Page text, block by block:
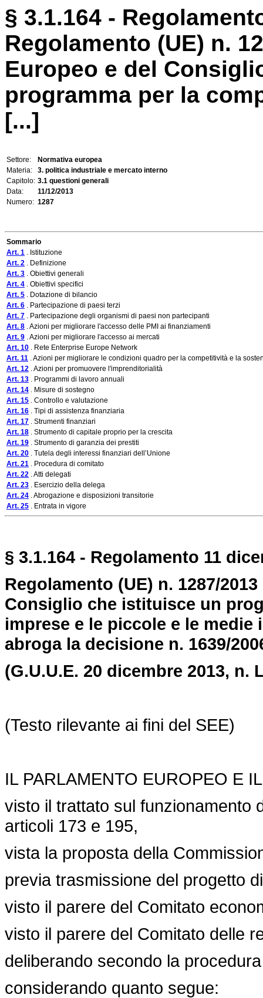
§ 3.1.164 -
Regolamento (UE) n.
Europeo e del
programma per la
[...]
Settore:
Normativa europea
Materia:
3. politica industriale e mercato interno
Capitolo: 3.1 questioni generali
Data:
11/12/2013
Numero: 1287
Sommario
Art. 1 . Istituzione
Art. 2 . Definizione
Art. 3 . Obiettivi generali
Art. 4 . Obiettivi specifici
Art. 5 . Dotazione di bilancio
Art. 6 . Partecipazione di paesi terzi
Art. 7 . Partecipazione degli organismi di paesi non partecipanti
Art. 8 . Azioni per migliorare l'accesso delle PMI ai finanziamenti
Art. 9 . Azioni per migliorare l'accesso ai mercati
Art. 10 . Rete Enterprise Europe Network
Art. 11 . Azioni per migliorare le condizioni quadro per la competitività e la
Art. 12 . Azioni per promuovere l'imprenditorialità
Art. 13 . Programmi di lavoro annuali
Art. 14 . Misure di sostegno
Art. 15 . Controllo e valutazione
Art. 16 . Tipi di assistenza finanziaria
Art. 17 . Strumenti finanziari
Art. 18 . Strumento di capitale proprio per la crescita
Art. 19 . Strumento di garanzia dei prestiti
Art. 20 . Tutela degli interessi finanziari dell’Unione
Art. 21 . Procedura di comitato
Art. 22 . Atti delegati
Art. 23 . Esercizio della delega
Art. 24 . Abrogazione e disposizioni transitorie
Art. 25 . Entrata in vigore
§ 3.1.164 - Regolamento 11
Regolamento (UE) n. 1287/
Consiglio che istituisce un
imprese e le piccole e le medie
abroga la decisione n. 1639/
(G.U.U.E. 20 dicembre 2013, n.
(Testo rilevante ai fini del SEE)
IL PARLAMENTO EUROPEO E
visto il trattato sul funzionamento
articoli 173 e 195,
vista la proposta della
previa trasmissione del progetto
visto il parere del Comitato
visto il parere del Comitato delle
deliberando secondo la
considerando quanto segue: